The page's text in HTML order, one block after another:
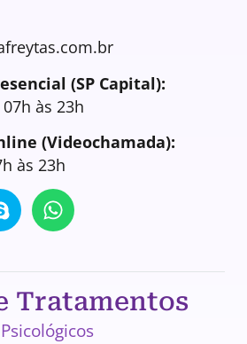
(SP Capital):
às 23h
(Videochamada):
às 23h
Tratamentos